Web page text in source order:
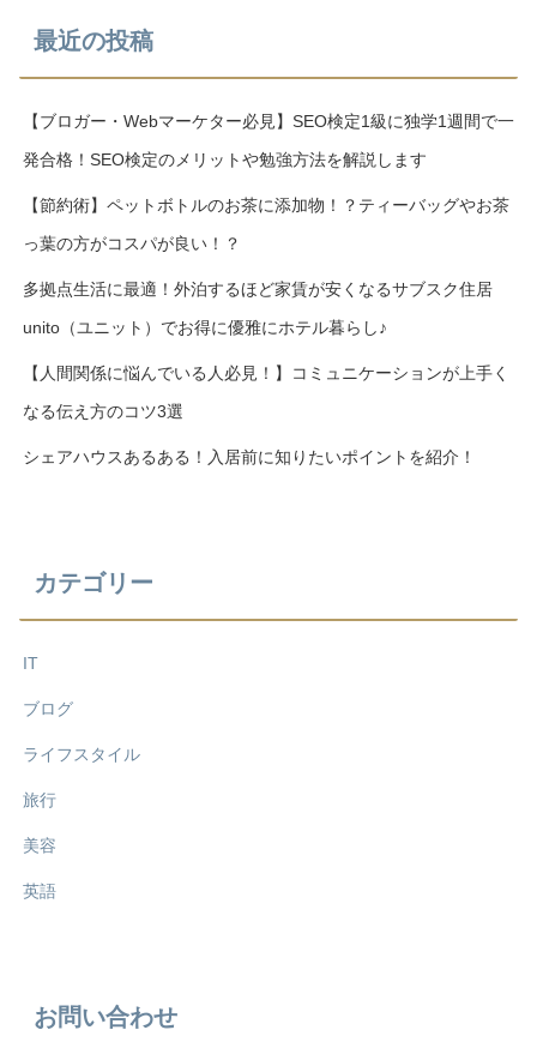
最近の投稿
【ブロガー・Webマーケター必見】SEO検定1級に独学1週間で一
発合格！SEO検定のメリットや勉強方法を解説します
【節約術】ペットボトルのお茶に添加物！？ティーバッグやお茶
っ葉の方がコスパが良い！？
多拠点生活に最適！外泊するほど家賃が安くなるサブスク住居
unito（ユニット）でお得に優雅にホテル暮らし♪
【人間関係に悩んでいる人必見！】コミュニケーションが上手く
なる伝え方のコツ3選
シェアハウスあるある！入居前に知りたいポイントを紹介！
カテゴリー
IT
ブログ
ライフスタイル
旅行
美容
英語
お問い合わせ